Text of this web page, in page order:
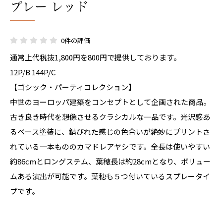
プレー レッド
0件の評価
通常上代税抜1,800円を800円で提供しております。
12P/B 144P/C
【ゴシック・パーティコレクション】
中世のヨーロッパ建築をコンセプトとして企画された商品。
古き良き時代を想像させるクラシカルな一品です。光沢感あ
るベース塗装に、錆びれた感じの色合いが絶妙にプリントさ
れている一本もののカマドレアヤシです。全長は使いやすい
約86cmとロングステム、葉穂長は約28cmとなり、ボリュー
ムある演出が可能です。葉穂も５つ付いているスプレータイ
プです。